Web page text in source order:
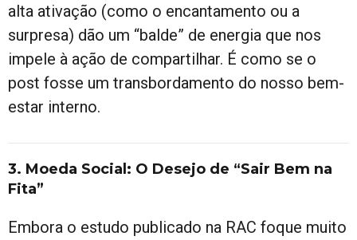
alta ativação (como o encantamento ou a
surpresa) dão um “balde” de energia que nos
impele à ação de compartilhar. É como se o
post fosse um transbordamento do nosso bem-
estar interno.
3. Moeda Social: O Desejo de “Sair Bem na
Fita”
Embora o estudo publicado na RAC foque muito